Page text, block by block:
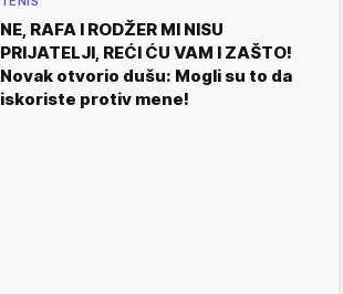
NE, RAFA I RODŽER MI NISU
PRIJATELJI, REĆI ĆU VAM I ZAŠTO!
Novak otvorio dušu: Mogli su to da
iskoriste protiv mene!